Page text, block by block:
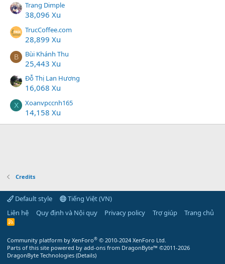
Trang Dimple
38,096 Xu
TrucCoffee.com
28,899 Xu
B Bùi Khánh Thu
25,443 Xu
Đỗ Thị Lan Hương
16,068 Xu
X Xoanvpccnh165
14,158 Xu
Credits
Default style
Tiếng Việt (VN)
Liên hệ
Quy định và Nội quy Privacy policy Trợ giúp Trang chủ
R
Community platform by XenForo® © 2010-2024 XenForo Ltd.
Parts of this site powered by add-ons from DragonByte™ ©2011-2026
DragonByte Technologies (Details)